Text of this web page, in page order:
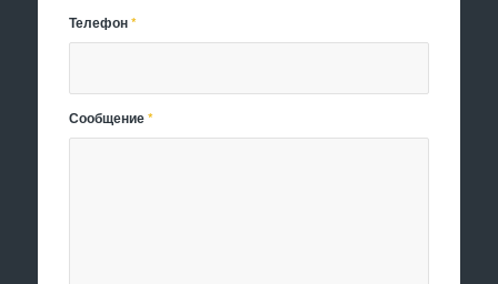
Телефон*
Сообщение*